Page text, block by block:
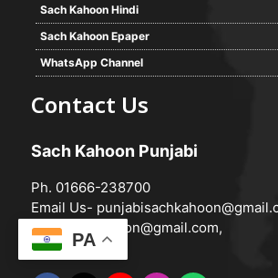
Sach Kahoon Hindi
Sach Kahoon Epaper
WhatsApp Channel
Contact Us
Sach Kahoon Punjabi
Ph. 01666-238700
Email Us-
hindisachkahoon@gmail.com,
PA